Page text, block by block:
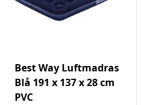
Best Way Luftmadras
Blå 191 x 137 x 28 cm
PVC